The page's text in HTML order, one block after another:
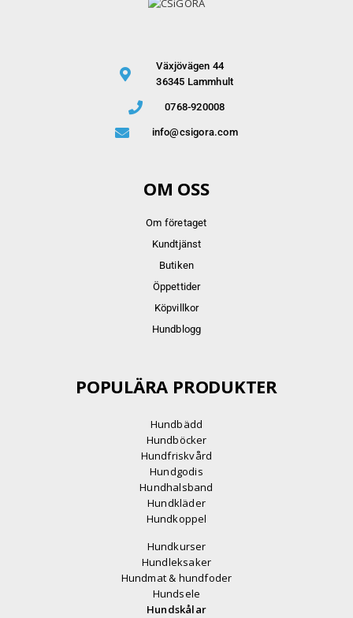
Växjövägen 44
36345 Lammhult
0768-920008
info@csigora.com
OM OSS
Om företaget
Kundtjänst
Butiken
Öppettider
Köpvillkor
Hundblogg
POPULÄRA PRODUKTER
Hundbädd
Hundböcker
Hundfriskvård
Hundgodis
Hundhalsband
Hundkläder
Hundkoppel
Hundkurser
Hundleksaker
Hundmat & hundfoder
Hundsele
Hundskålar